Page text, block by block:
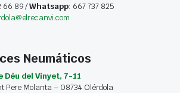
66 89 /Whatsapp: 667 737 825
Neumáticos
Déu del Vinyet, 7-11
Pere Molanta – 08734 Olérdola